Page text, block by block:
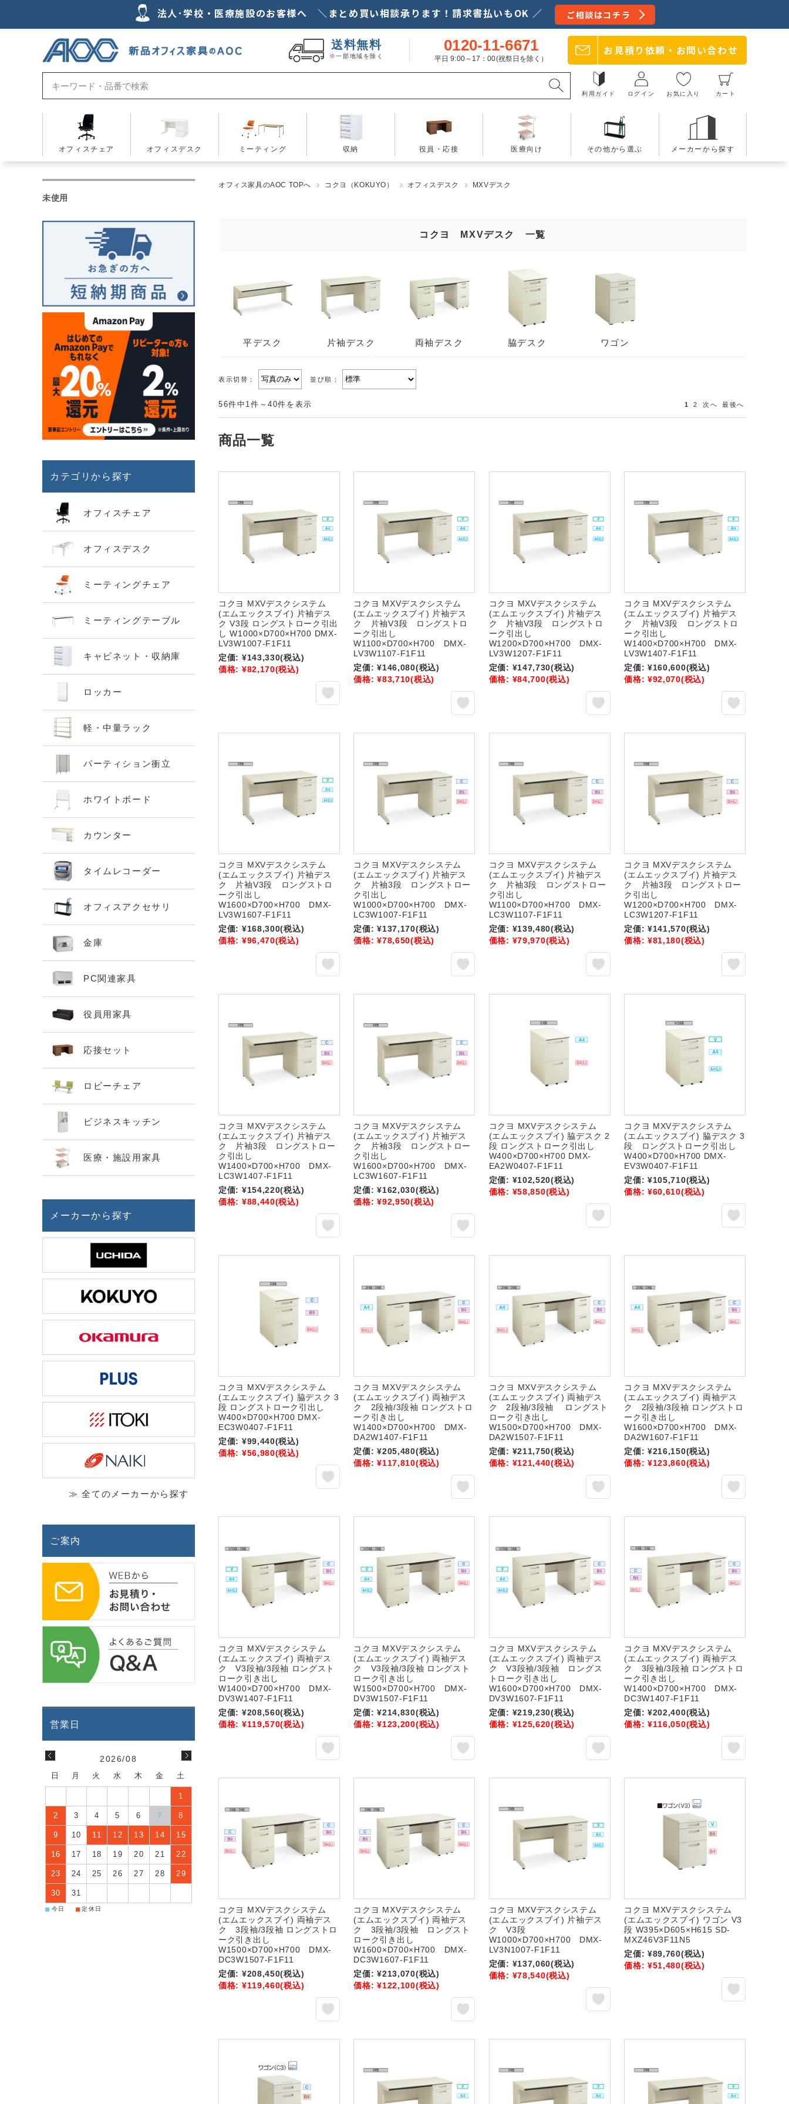
法人･学校・医療施設のお客様へ ＼まとめ買い相談承ります！請求書払いもOK ／ ご相談はコチラ
送料無料
※一部地域を除く
0120-11-6671
平日 9:00～17：00(祝祭日を除く）
お見積り依頼・ お問い合わせ
利用ガイド ログイン お気に入り カート
オフィスチェア オフィスデスク ミーティング 収納 役員・応接 医療向け その他から選ぶ メーカーから探す
オフィス家具のAOC TOPへ コクヨ（KOKUYO） オフィスデスク MXVデスク
コクヨ MXVデスク 一覧
平デスク 片袖デスク 両袖デスク 脇デスク ワゴン
表示切替： 並び順：
56件中1件～40件を表示 1 2 次へ 最後へ
商品一覧
コクヨ MXVデスクシステム
(エムエックスブイ) 片袖デス
ク V3段 ロングストローク引出
し W1000×D700×H700 DMX-
LV3W1007-F1F11
定価: ¥143,330(税込)
価格: ¥82,170(税込)
コクヨ MXVデスクシステム
(エムエックスブイ) 片袖デス
ク 片袖V3段 ロングストロ
ーク引出し
W1100×D700×H700 DMX-
LV3W1107-F1F11
定価: ¥146,080(税込)
価格: ¥83,710(税込)
コクヨ MXVデスクシステム
(エムエックスブイ) 片袖デス
ク 片袖V3段 ロングストロ
ーク引出し
W1200×D700×H700 DMX-
LV3W1207-F1F11
定価: ¥147,730(税込)
価格: ¥84,700(税込)
コクヨ MXVデスクシステム
(エムエックスブイ) 片袖デス
ク 片袖V3段 ロングストロ
ーク引出し
W1400×D700×H700 DMX-
LV3W1407-F1F11
定価: ¥160,600(税込)
価格: ¥92,070(税込)
コクヨ MXVデスクシステム
(エムエックスブイ) 片袖デス
ク 片袖V3段 ロングストロ
ーク引出し
W1600×D700×H700 DMX-
LV3W1607-F1F11
定価: ¥168,300(税込)
価格: ¥96,470(税込)
コクヨ MXVデスクシステム
(エムエックスブイ) 片袖デス
ク 片袖3段 ロングストロー
ク引出し
W1000×D700×H700 DMX-
LC3W1007-F1F11
定価: ¥137,170(税込)
価格: ¥78,650(税込)
コクヨ MXVデスクシステム
(エムエックスブイ) 片袖デス
ク 片袖3段 ロングストロー
ク引出し
W1100×D700×H700 DMX-
LC3W1107-F1F11
定価: ¥139,480(税込)
価格: ¥79,970(税込)
コクヨ MXVデスクシステム
(エムエックスブイ) 片袖デス
ク 片袖3段 ロングストロー
ク引出し
W1200×D700×H700 DMX-
LC3W1207-F1F11
定価: ¥141,570(税込)
価格: ¥81,180(税込)
コクヨ MXVデスクシステム
(エムエックスブイ) 片袖デス
ク 片袖3段 ロングストロー
ク引出し
W1400×D700×H700 DMX-
LC3W1407-F1F11
定価: ¥154,220(税込)
価格: ¥88,440(税込)
コクヨ MXVデスクシステム
(エムエックスブイ) 片袖デス
ク 片袖3段 ロングストロー
ク引出し
W1600×D700×H700 DMX-
LC3W1607-F1F11
定価: ¥162,030(税込)
価格: ¥92,950(税込)
コクヨ MXVデスクシステム
(エムエックスブイ) 脇デスク 2
段 ロングストローク引出し
W400×D700×H700 DMX-
EA2W0407-F1F11
定価: ¥102,520(税込)
価格: ¥58,850(税込)
コクヨ MXVデスクシステム
(エムエックスブイ) 脇デスク 3
段 ロングストローク引出し
W400×D700×H700 DMX-
EV3W0407-F1F11
定価: ¥105,710(税込)
価格: ¥60,610(税込)
コクヨ MXVデスクシステム
(エムエックスブイ) 脇デスク 3
段 ロングストローク引出し
W400×D700×H700 DMX-
EC3W0407-F1F11
定価: ¥99,440(税込)
価格: ¥56,980(税込)
コクヨ MXVデスクシステム
(エムエックスブイ) 両袖デス
ク 2段袖/3段袖 ロングストロ
ーク引き出し
W1400×D700×H700 DMX-
DA2W1407-F1F11
定価: ¥205,480(税込)
価格: ¥117,810(税込)
コクヨ MXVデスクシステム
(エムエックスブイ) 両袖デス
ク 2段袖/3段袖 ロングスト
ローク引き出し
W1500×D700×H700 DMX-
DA2W1507-F1F11
定価: ¥211,750(税込)
価格: ¥121,440(税込)
コクヨ MXVデスクシステム
(エムエックスブイ) 両袖デス
ク 2段袖/3段袖 ロングストロ
ーク引き出し
W1600×D700×H700 DMX-
DA2W1607-F1F11
定価: ¥216,150(税込)
価格: ¥123,860(税込)
コクヨ MXVデスクシステム
(エムエックスブイ) 両袖デス
ク V3段袖/3段袖 ロングスト
ローク引き出し
W1400×D700×H700 DMX-
DV3W1407-F1F11
定価: ¥208,560(税込)
価格: ¥119,570(税込)
コクヨ MXVデスクシステム
(エムエックスブイ) 両袖デス
ク V3段袖/3段袖 ロングスト
ローク引き出し
W1500×D700×H700 DMX-
DV3W1507-F1F11
定価: ¥214,830(税込)
価格: ¥123,200(税込)
コクヨ MXVデスクシステム
(エムエックスブイ) 両袖デス
ク V3段袖/3段袖 ロングス
トローク引き出し
W1600×D700×H700 DMX-
DV3W1607-F1F11
定価: ¥219,230(税込)
価格: ¥125,620(税込)
コクヨ MXVデスクシステム
(エムエックスブイ) 両袖デス
ク 3段袖/3段袖 ロングストロ
ーク引き出し
W1400×D700×H700 DMX-
DC3W1407-F1F11
定価: ¥202,400(税込)
価格: ¥116,050(税込)
コクヨ MXVデスクシステム
(エムエックスブイ) 両袖デス
ク 3段袖/3段袖 ロングストロ
ーク引き出し
W1500×D700×H700 DMX-
DC3W1507-F1F11
定価: ¥208,450(税込)
価格: ¥119,460(税込)
コクヨ MXVデスクシステム
(エムエックスブイ) 両袖デス
ク 3段袖/3段袖 ロングスト
ローク引き出し
W1600×D700×H700 DMX-
DC3W1607-F1F11
定価: ¥213,070(税込)
価格: ¥122,100(税込)
コクヨ MXVデスクシステム
(エムエックスブイ) 片袖デス
ク V3段
W1000×D700×H700 DMX-
LV3N1007-F1F11
定価: ¥137,060(税込)
価格: ¥78,540(税込)
コクヨ MXVデスクシステム
(エムエックスブイ) ワゴン V3
段 W395×D605×H615 SD-
MXZ46V3F11N5
定価: ¥89,760(税込)
価格: ¥51,480(税込)
未使用
カテゴリから探す
オフィスチェア
オフィスデスク
ミーティングチェア
ミーティングテーブル
キャビネット・収納庫
ロッカー
軽・中量ラック
パーティション衝立
ホワイトボード
カウンター
タイムレコーダー
オフィスアクセサリ
金庫
PC関連家具
役員用家具
応接セット
ロビーチェア
ビジネスキッチン
医療・施設用家具
メーカーから探す
≫ 全てのメーカーから探す
ご案内
2026/08
日 月 火 水 木 金 土
1
2 3 4 5 6 7 8
9 10 11 12 13 14 15
16 17 18 19 20 21 22
23 24 25 26 27 28 29
30 31
■ 今日 ■ 定休日